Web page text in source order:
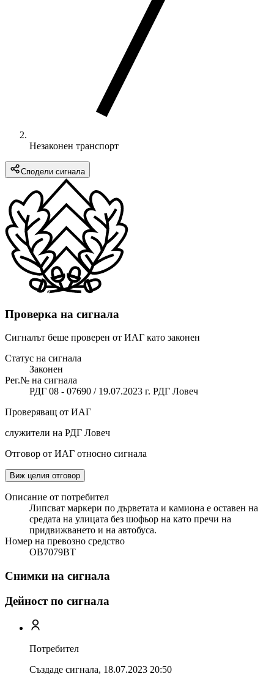
Незаконен транспорт
Сподели сигнала
Проверка на сигнала
Сигналът беше проверен от ИАГ като законен
Статус на сигнала
Законен
Рег.№ на сигнала
РДГ 08 - 07690 / 19.07.2023 г. РДГ Ловеч
Проверяващ от ИАГ
служители на РДГ Ловеч
Отговор от ИАГ относно сигнала
Виж целия отговор
Описание от потребител
Липсват маркери по дърветата и камиона е оставен на
средата на улицата без шофьор на като пречи на
придвижването и на автобуса.
Номер на превозно средство
OВ7079ВТ
Снимки на сигнала
Дейност по сигнала
Потребител
Създаде сигнала, 18.07.2023 20:50